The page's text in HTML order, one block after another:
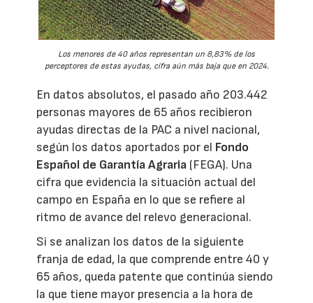
Los menores de 40 años representan un 8,83% de los
perceptores de estas ayudas, cifra aún más baja que en 2024.
En datos absolutos, el pasado año 203.442
personas mayores de 65 años recibieron
ayudas directas de la PAC a nivel nacional,
según los datos aportados por el Fondo
Español de Garantía Agraria (FEGA). Una
cifra que evidencia la situación actual del
campo en España en lo que se refiere al
ritmo de avance del relevo generacional.
Si se analizan los datos de la siguiente
franja de edad, la que comprende entre 40 y
65 años, queda patente que continúa siendo
la que tiene mayor presencia a la hora de